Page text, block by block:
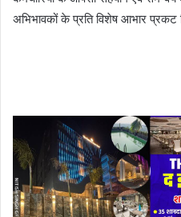
अभिभावकों के प्रति विशेष आभार प्रकट